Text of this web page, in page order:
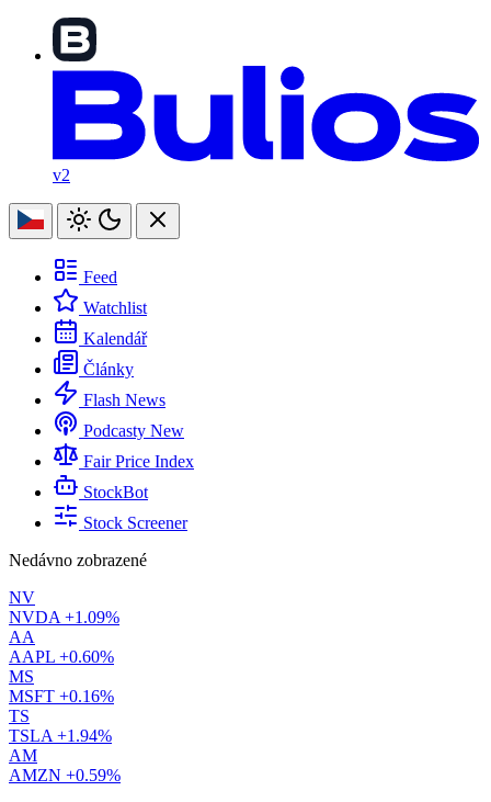
v2
Feed
Watchlist
Kalendář
Články
Flash News
Podcasty New
Fair Price Index
StockBot
Stock Screener
Nedávno zobrazené
NV
NVDA +1.09%
AA
AAPL +0.60%
MS
MSFT +0.16%
TS
TSLA +1.94%
AM
AMZN +0.59%